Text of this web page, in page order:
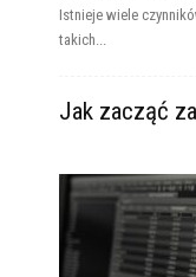
Istnieje wiele
takich...
Jak zacząć